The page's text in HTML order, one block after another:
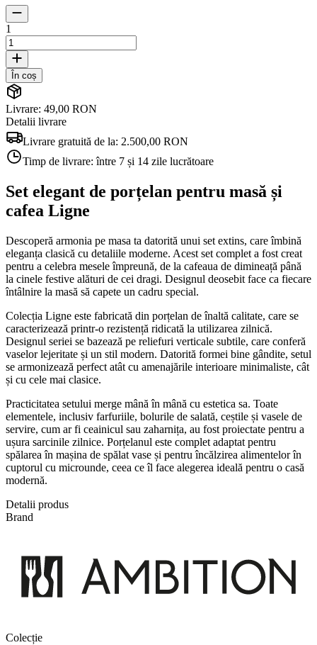
1
În coș
Livrare: 49,00 RON
Detalii livrare
Livrare gratuită de la: 2.500,00 RON
Timp de livrare:între 7 și 14 zile lucrătoare
Set elegant de porțelan pentru masă și
cafea Ligne
Descoperă armonia pe masa ta datorită unui set extins, care îmbină
eleganța clasică cu detaliile moderne. Acest set complet a fost creat
pentru a celebra mesele împreună, de la cafeaua de dimineață până
la cinele festive alături de cei dragi. Designul deosebit face ca fiecare
întâlnire la masă să capete un cadru special.
Colecția Ligne este fabricată din porțelan de înaltă calitate, care se
caracterizează printr-o rezistență ridicată la utilizarea zilnică.
Designul seriei se bazează pe reliefuri verticale subtile, care conferă
vaselor lejeritate și un stil modern. Datorită formei bine gândite, setul
se armonizează perfect atât cu amenajările interioare minimaliste, cât
și cu cele mai clasice.
Practicitatea setului merge mână în mână cu estetica sa. Toate
elementele, inclusiv farfuriile, bolurile de salată, ceștile și vasele de
servire, cum ar fi ceainicul sau zaharnița, au fost proiectate pentru a
ușura sarcinile zilnice. Porțelanul este complet adaptat pentru
spălarea în mașina de spălat vase și pentru încălzirea alimentelor în
cuptorul cu microunde, ceea ce îl face alegerea ideală pentru o casă
modernă.
Detalii produs
Brand
Colecție